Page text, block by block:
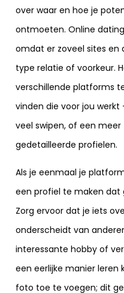
over waar en hoe je
ontmoeten. Online
omdat er zoveel sites en
type relatie of voorkeur.
verschillende platforms
vinden die voor jou
veel swipen, of een
gedetailleerde profielen.
Als je eenmaal je
een profiel te maken dat
Zorg ervoor dat je iets
onderscheidt van
interessante hobby of
een eerlijke manier leren
foto toe te voegen; dit